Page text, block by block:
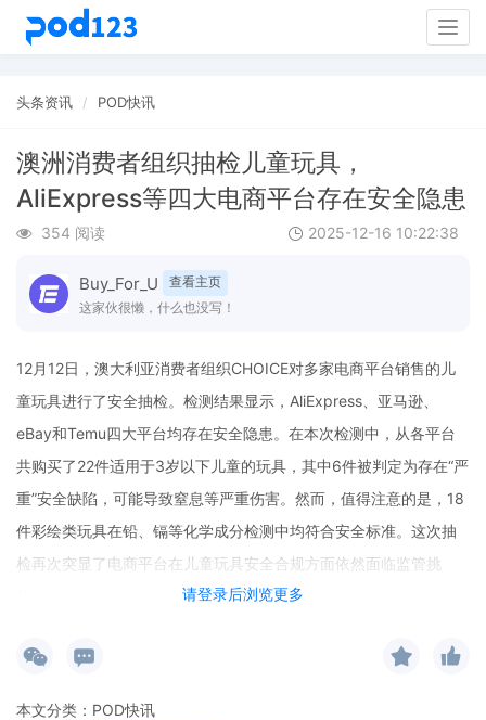
头条资讯 POD快讯
澳洲消费者组织抽检儿童玩具，
AliExpress等四大电商平台存在安全隐患
354 阅读 2025-12-16 10:22:38
Buy_For_U
查看主页
这家伙很懒，什么也没写！
请登录后浏览更多
12月12日，澳大利亚消费者组织CHOICE对多家电商平台销售的儿
童玩具进行了安全抽检。检测结果显示，AliExpress、亚马逊、
eBay和Temu四大平台均存在安全隐患。在本次检测中，从各平台
共购买了22件适用于3岁以下儿童的玩具，其中6件被判定为存在“严
重”安全缺陷，可能导致窒息等严重伤害。然而，值得注意的是，18
件彩绘类玩具在铅、镉等化学成分检测中均符合安全标准。这次抽
检再次突显了电商平台在儿童玩具安全合规方面依然面临监管挑
本文分类： POD快讯